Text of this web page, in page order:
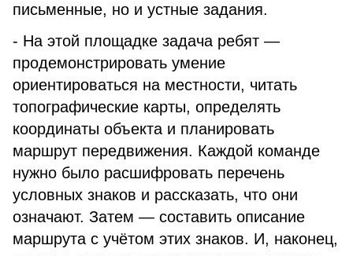
письменные, но и устные задания.
- На этой площадке задача ребят —
продемонстрировать умение
ориентироваться на местности, читать
топографические карты, определять
координаты объекта и планировать
маршрут передвижения. Каждой команде
нужно было расшифровать перечень
условных знаков и рассказать, что они
означают. Затем — составить описание
маршрута с учётом этих знаков. И, наконец,